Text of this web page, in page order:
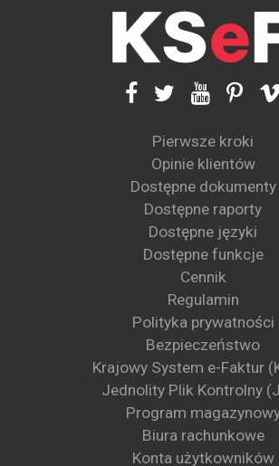
Pierwsze kroki
Opinie klientów
Dostępne dokumenty
Dostępne raporty
Dostępne języki
Dostępne funkcje
Cennik
Regulamin
Polityka prywatności
Bezpieczeństwo
Krajowy System e-Faktur
Jednolity Plik Kontrolny
Program
Biura rachunkowe
Konta użytkowników